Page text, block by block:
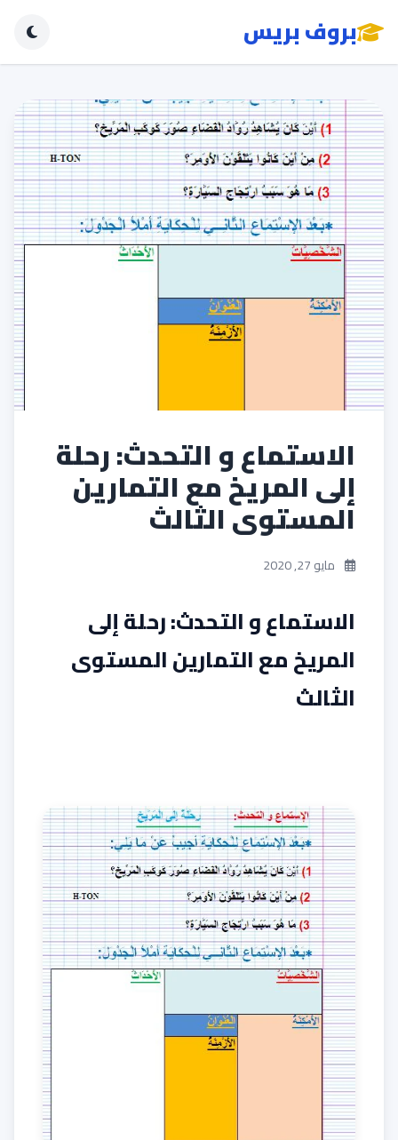
بروف بريس
الاستماع و التحدث: رحلة
إلى المريخ مع التمارين
المستوى الثالث
مايو 27, 2020
الاستماع و التحدث: رحلة إلى
المريخ مع التمارين المستوى
الثالث